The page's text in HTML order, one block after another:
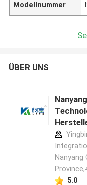
Modellnummer
ÜBER UNS
Nanyang
5.0